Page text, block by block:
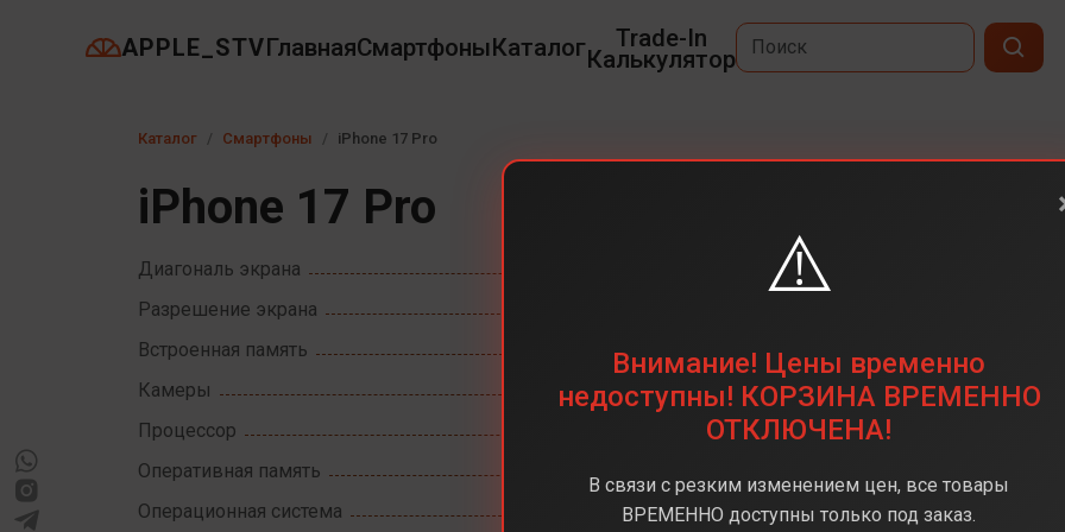
APPLE_STVГлавнаяСмартфоныКаталог Trade-In
Калькулятор
Каталог Смартфоны iPhone 17 Pro
iPhone 17 Pro
Диагональ экрана
Разрешение экрана
Встроенная память
Камеры
48 + 48 + 48 (тройная)
Процессор
Apple A19 Pro
Оперативная память
Операционная система
iOS 26
⚠️
Внимание! Цены временно
недоступны! КОРЗИНА ВРЕМЕННО
ОТКЛЮЧЕНА!
В связи с резким изменением цен, все товары
ВРЕМЕННО доступны только под заказ.